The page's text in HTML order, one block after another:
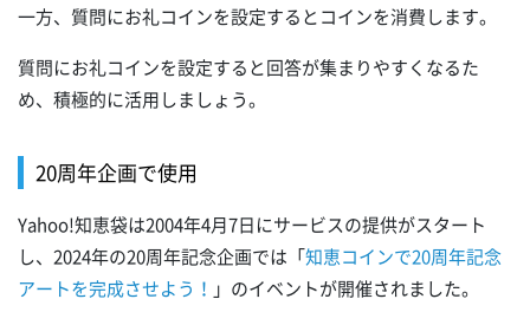
一方、質問にお礼コインを設定するとコインを消費します。
質問にお礼コインを設定すると回答が集まりやすくなるた
め、積極的に活用しましょう。
20周年企画で使用
Yahoo!知恵袋は2004年4月7日にサービスの提供がスタート
し、2024年の20周年記念企画では「知恵コインで20周年記念
アートを完成させよう！ 」のイベントが開催されました。